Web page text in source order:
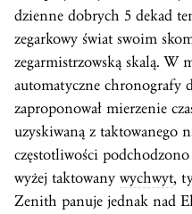
dzienne dobrych 5 dekad
zegarkowy świat swoim
zegarmistrzowską skalą. W
automatyczne chronografy
zaproponował mierzenie
uzyskiwaną z taktowanego
częstotliwości
wyżej taktowany wychwyt,
Zenith panuje jednak nad